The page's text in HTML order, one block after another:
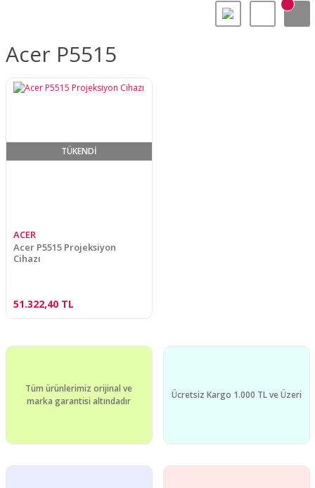
Acer P5515
TÜKENDİ
ACER
Acer P5515 Projeksiyon
Cihazı
51.322,40 TL
Tüm ürünlerimiz orijinal ve
marka garantisi altındadır
Ücretsiz Kargo 1.000 TL ve Üzeri